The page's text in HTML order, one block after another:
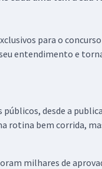
para o
entendimento e
desde a
rotina bem corrida,
milhares de